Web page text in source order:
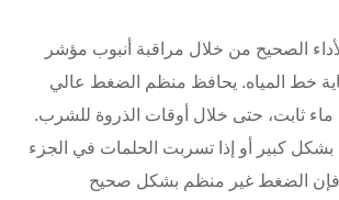
الصحيح من خلال مراقبة أنبوب مؤشر
خط المياه. يحافظ منظم الضغط عالي
ثابت، حتى خلال أوقات الذروة للشرب.
بشكل كبير أو إذا تسربت الحلمات في الجزء